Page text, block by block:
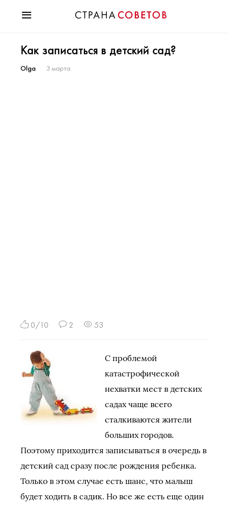
Мода
Звезды
Как записаться в детский сад?
Olga 3 марта
0/10 2 53
С проблемой
катастрофической
нехватки мест в детских
садах чаще всего
сталкиваются жители
больших городов.
Поэтому приходится записываться в очередь в
детский сад сразу после рождения ребенка.
Только в этом случае есть шанс, что малыш
будет ходить в садик. Но все же есть еще один